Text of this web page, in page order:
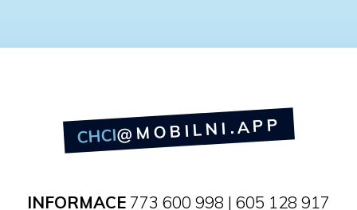
CHCI@MOBILNI.APP
INFORMACE 773 600 998 | 605 128 917